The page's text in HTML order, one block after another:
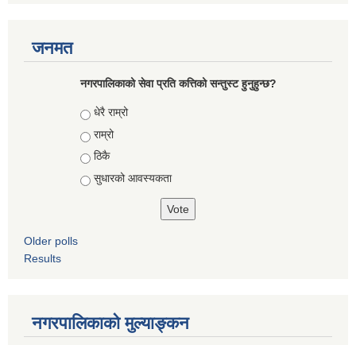
जनमत
नगरपालिकाको सेवा प्रति कत्तिको सन्तुस्ट हुनुहुन्छ?
Choices
धेरै राम्रो
राम्रो
ठिकै
सुधारको आवस्यकता
Older polls
Results
नगरपालिकाको मुल्याङ्कन